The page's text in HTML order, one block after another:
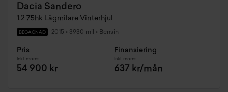
Dacia Sandero
1,2 75hk Lågmilare Vinterhjul
BEGAGNAD 2015 • 3930 mil • Bensin
Pris
Inkl. moms
54 900 kr
Finansiering
Inkl. moms
637 kr/mån